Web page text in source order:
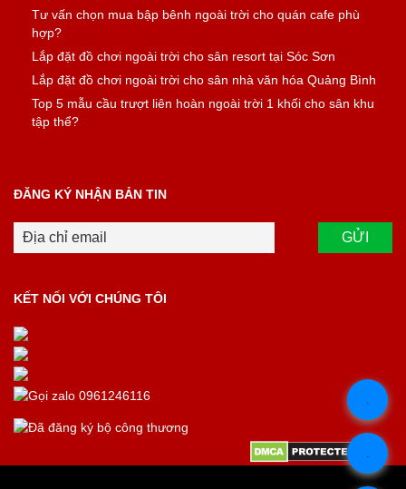
Tư vấn chọn mua bập bênh ngoài trời cho quán cafe phù
hợp?
Lắp đặt đồ chơi ngoài trời cho sân resort tại Sóc Sơn
Lắp đặt đồ chơi ngoài trời cho sân nhà văn hóa Quảng Bình
Top 5 mẫu cầu trượt liên hoàn ngoài trời 1 khối cho sân khu
tập thể?
ĐĂNG KÝ NHẬN BẢN TIN
KẾT NỐI VỚI CHÚNG TÔI
.
.